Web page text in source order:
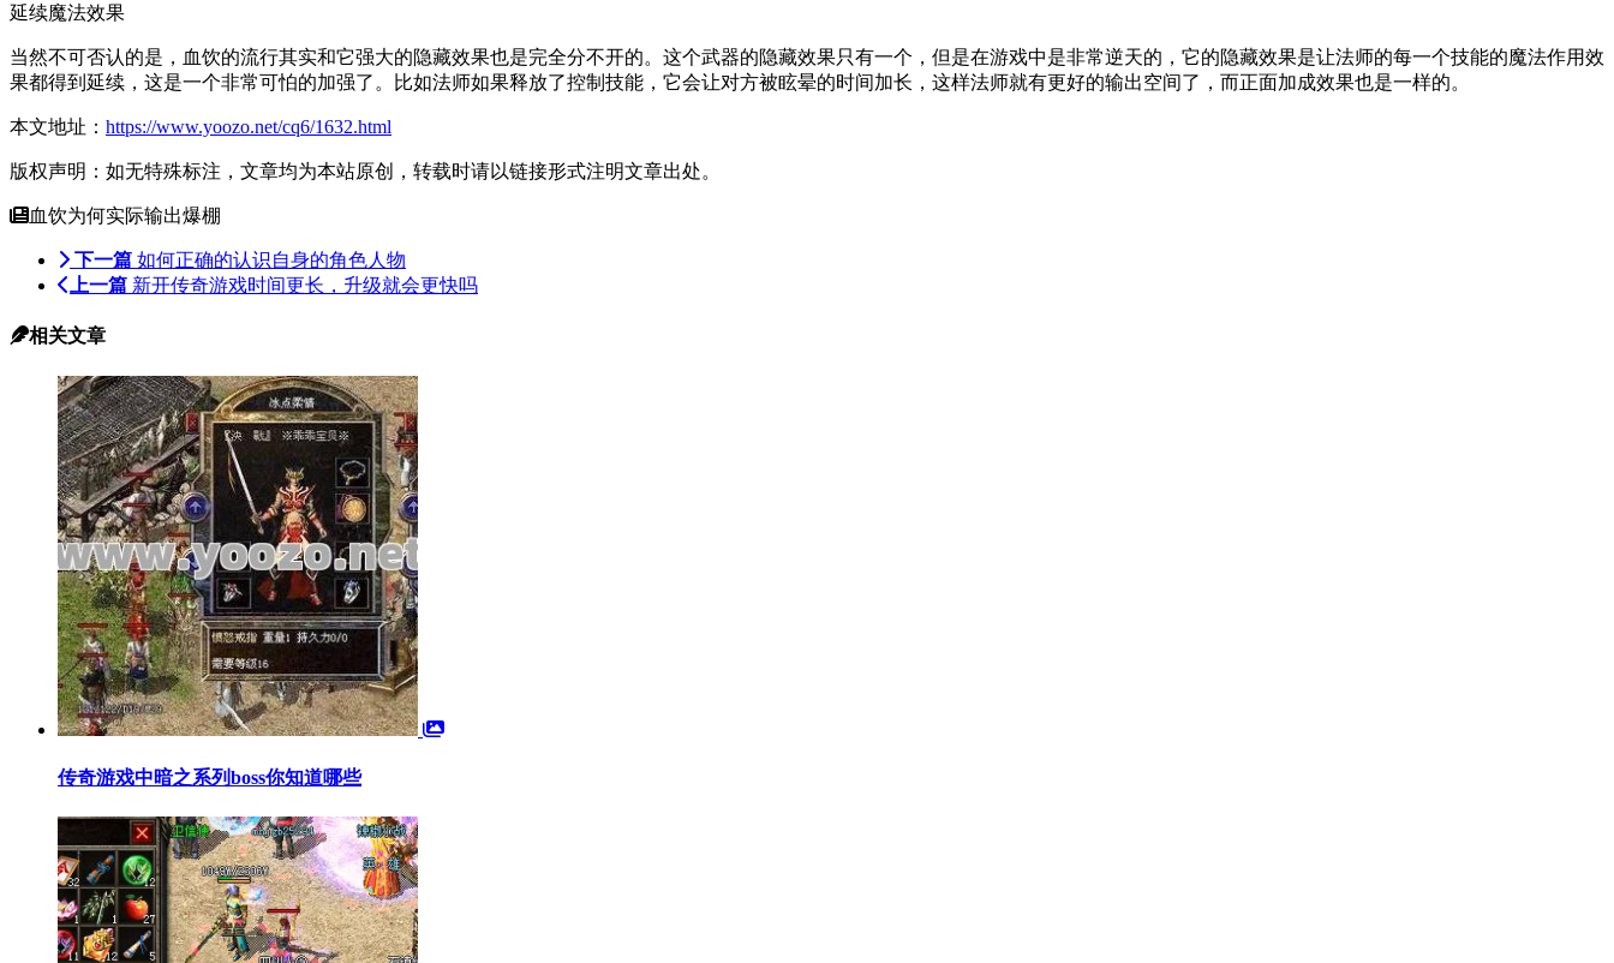
延续魔法效果
当然不可否认的是，血饮的流行其实和它强大的隐藏效果也是完全分不开的。这个武器的隐藏效果只有一个，但是在游戏中是非常逆天的，它的隐藏效果是让法师的每一个技能的魔法作用效
果都得到延续，这是一个非常可怕的加强了。比如法师如果释放了控制技能，它会让对方被眩晕的时间加长，这样法师就有更好的输出空间了，而正面加成效果也是一样的。
本文地址： https://www.yoozo.net/cq6/1632.html
版权声明：如无特殊标注，文章均为本站原创，转载时请以链接形式注明文章出处。
血饮为何实际输出爆棚
下一篇 如何正确的认识自身的角色人物
上一篇 新开传奇游戏时间更长，升级就会更快吗
相关文章
传奇游戏中暗之系列boss你知道哪些